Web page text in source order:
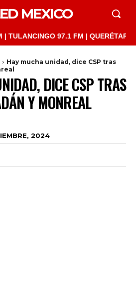
MEXICO
97.1 FM | QUERÉTARO
Hay mucha unidad, dice CSP tras
DICE CSP TRAS
Y MONREAL
2024